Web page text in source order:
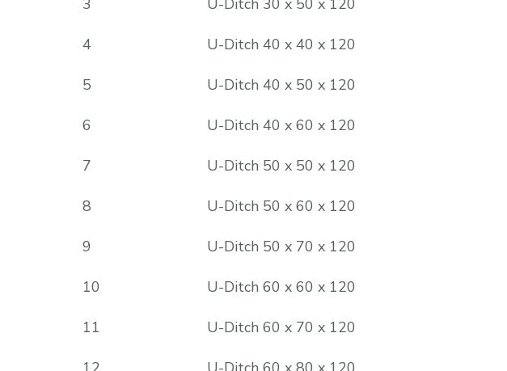
4 U-Ditch 40 x 40 x 120
5 U-Ditch 40 x 50 x 120
6 U-Ditch 40 x 60 x 120
7 U-Ditch 50 x 50 x 120
8 U-Ditch 50 x 60 x 120
9 U-Ditch 50 x 70 x 120
10 U-Ditch 60 x 60 x 120
11 U-Ditch 60 x 70 x 120